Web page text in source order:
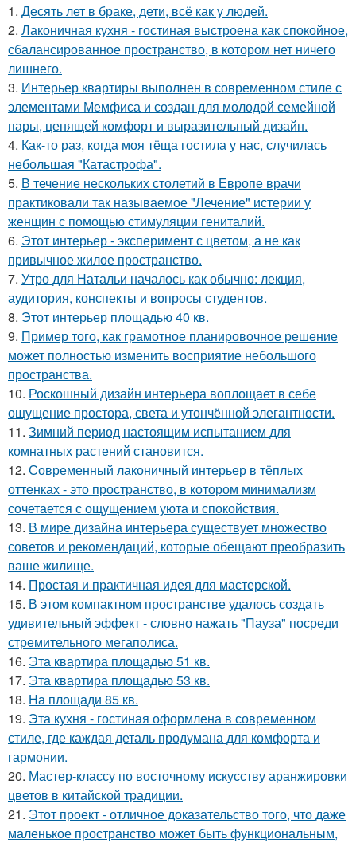
1. Десять лет в браке, дети, всё как у людей.
2. Лаконичная кухня - гостиная выстроена как спокойное,
сбалансированное пространство, в котором нет ничего
лишнего.
3. Интерьер квартиры выполнен в современном стиле с
элементами Мемфиса и создан для молодой семейной
пары, ценящей комфорт и выразительный дизайн.
4. Как-то раз, когда моя тёща гостила у нас, случилась
небольшая "Катастрофа".
5. В течение нескольких столетий в Европе врачи
практиковали так называемое "Лечение" истерии у
женщин с помощью стимуляции гениталий.
6. Этот интерьер - эксперимент с цветом, а не как
привычное жилое пространство.
7. Утро для Натальи началось как обычно: лекция,
аудитория, конспекты и вопросы студентов.
8. Этот интерьер площадью 40 кв.
9. Пример того, как грамотное планировочное решение
может полностью изменить восприятие небольшого
пространства.
10. Роскошный дизайн интерьера воплощает в себе
ощущение простора, света и утончённой элегантности.
11. Зимний период настоящим испытанием для
комнатных растений становится.
12. Современный лаконичный интерьер в тёплых
оттенках - это пространство, в котором минимализм
сочетается с ощущением уюта и спокойствия.
13. В мире дизайна интерьера существует множество
советов и рекомендаций, которые обещают преобразить
ваше жилище.
14. Простая и практичная идея для мастерской.
15. В этом компактном пространстве удалось создать
удивительный эффект - словно нажать "Пауза" посреди
стремительного мегаполиса.
16. Эта квартира площадью 51 кв.
17. Эта квартира площадью 53 кв.
18. На площади 85 кв.
19. Эта кухня - гостиная оформлена в современном
стиле, где каждая деталь продумана для комфорта и
гармонии.
20. Мастер-классу по восточному искусству аранжировки
цветов в китайской традиции.
21. Этот проект - отличное доказательство того, что даже
маленькое пространство может быть функциональным,